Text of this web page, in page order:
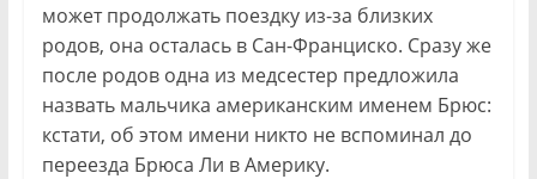
может продолжать поездку из-за близких
родов, она осталась в Сан-Франциско. Сразу же
после родов одна из медсестер предложила
назвать мальчика американским именем Брюс:
кстати, об этом имени никто не вспоминал до
переезда Брюса Ли в Америку.